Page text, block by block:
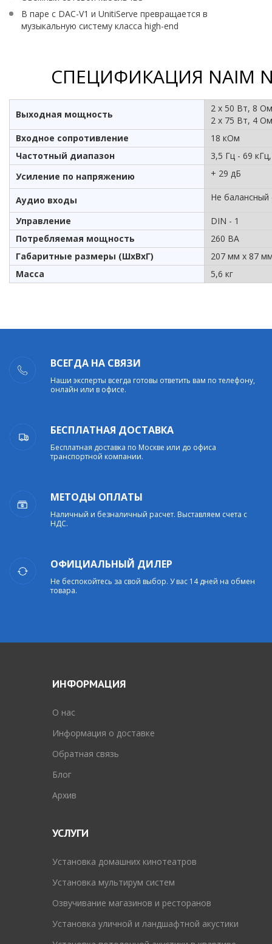
В паре с DAC-V1 и UnitiServe превращается в
музыкальную систему класса high-end
СПЕЦИФИКАЦИЯ NAIM
Выходная мощность
2 х 50 Вт, 8 Ом
2 х 75 Вт, 4 Ом
Входное сопротивление
18 кОм
Частотный диапазон
3,5 Гц - 69
Усиление по напряжению
+ 29 дБ
Аудио входы Не балансный
Управление
DIN - 1
Потребляемая мощность
260 ВА
Габаритные размеры (ШхВхГ)
207 мм х 87
Масса
5,6 кг
ВСЕГДА НА СВЯЗИ
Наши эксперты всегда готовы ответить вам по телефону,
онлайн или в офисе.
БЕСПЛАТНАЯ ДОСТАВКА
Бесплатная доставка по Москве или до офиса
транспортной компании.
МЕТОДЫ ОПЛАТЫ
Наличный и безналичный расчет. Выставляем счета с
НДС.
ОФИЦИАЛЬНЫЙ ДИЛЕР
Не беспокойтесь за свой выбор. У вас 14 дней на обмен
товара.
ИНФОРМАЦИЯ
O нас
Информация о доставке
Обратная связь
Блог
Архив
УСЛУГИ
Установка домашних кинотеатров
Установка мультирум систем
Озвучивание магазинов и ресторанов
Установка уличной и ландшафтной акустики